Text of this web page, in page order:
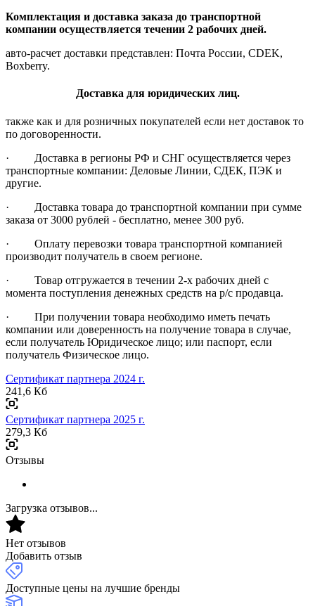
Комплектация и доставка заказа до транспортной
компании осуществляется течении 2 рабочих дней.
авто-расчет доставки представлен: Почта России, CDEK,
Boxberry.
Доставка для юридических лиц.
также как и для розничных покупателей если нет доставок то
по договоренности.
· Доставка в регионы РФ и СНГ осуществляется через
транспортные компании: Деловые Линии, СДЕК, ПЭК и
другие.
· Доставка товара до транспортной компании при сумме
заказа от 3000 рублей - бесплатно, менее 300 руб.
· Оплату перевозки товара транспортной компанией
производит получатель в своем регионе.
· Товар отгружается в течении 2-х рабочих дней с
момента поступления денежных средств на р/с продавца.
· При получении товара необходимо иметь печать
компании или доверенность на получение товара в случае,
если получатель Юридическое лицо; или паспорт, если
получатель Физическое лицо.
Сертификат партнера 2024 г.
241,6 Кб
Сертификат партнера 2025 г.
279,3 Кб
Отзывы
Загрузка отзывов...
Нет отзывов
Добавить отзыв
Доступные цены на лучшие бренды